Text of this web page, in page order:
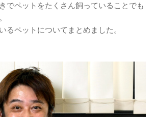
でペットをたくさん飼っていることでも
るペットについてまとめました。